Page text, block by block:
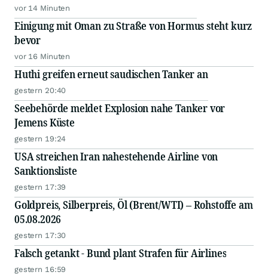
vor 14 Minuten
Einigung mit Oman zu Straße von Hormus steht kurz
bevor
vor 16 Minuten
Huthi greifen erneut saudischen Tanker an
gestern 20:40
Seebehörde meldet Explosion nahe Tanker vor
Jemens Küste
gestern 19:24
USA streichen Iran nahestehende Airline von
Sanktionsliste
gestern 17:39
Goldpreis, Silberpreis, Öl (Brent/WTI) – Rohstoffe am
05.08.2026
gestern 17:30
Falsch getankt - Bund plant Strafen für Airlines
gestern 16:59